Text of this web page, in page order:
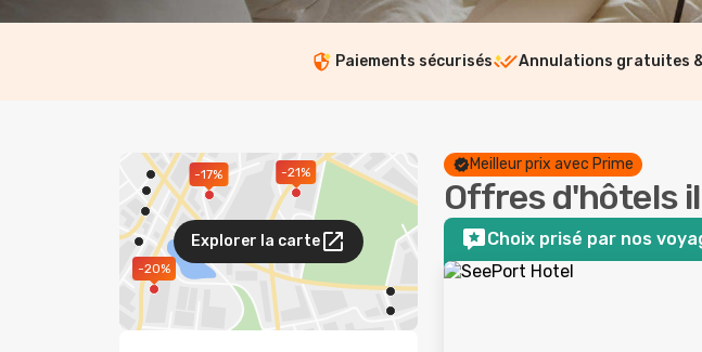
Paiements sécurisés Annulations gratuites
-21%
-20%
-17%
Explorer la carte
Meilleur prix avec Prime
Offres d'hôtels
Choix prisé par nos